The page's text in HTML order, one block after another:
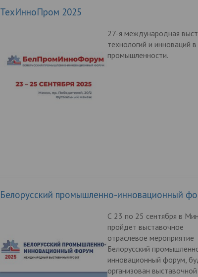
ТехИнноПром 2025
27-я международная
технологий и инноваций в
промышленности.
Белорусский промышленно-инновационный
С 23 по 25 сентября в
пройдет выставочное
отраслевое мероприятие
Белорусский
инновационный форум,
организован выставочной